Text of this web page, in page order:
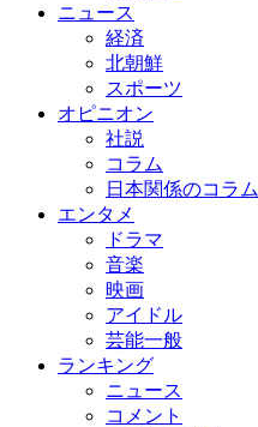
ニュース
経済
北朝鮮
スポーツ
オピニオン
社説
コラム
日本関係のコラム
エンタメ
ドラマ
音楽
映画
アイドル
芸能一般
ランキング
ニュース
コメント